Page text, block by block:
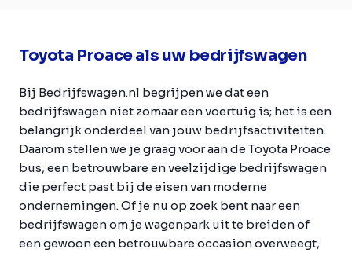
Toyota Proace als uw bedrijfswagen
Bij Bedrijfswagen.nl begrijpen we dat een
bedrijfswagen niet zomaar een voertuig is; het is een
belangrijk onderdeel van jouw bedrijfsactiviteiten.
Daarom stellen we je graag voor aan de Toyota Proace
bus, een betrouwbare en veelzijdige bedrijfswagen
die perfect past bij de eisen van moderne
ondernemingen. Of je nu op zoek bent naar een
bedrijfswagen om je wagenpark uit te breiden of
een gewoon een betrouwbare occasion overweegt,